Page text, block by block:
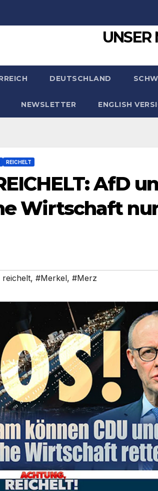
UNSER
DEUTSCHLAND
NEWSLETTER ENGLISH
REICHELT
AfD
Wirtschaft
reichelt, #Merkel, #Merz